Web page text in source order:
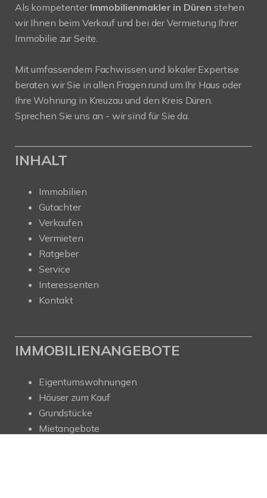
Als kompetenter Immobilienmakler in Düren stehen
wir Ihnen beim Verkauf und bei der Vermietung Ihrer
Immobilie zur Seite.
Mit umfassendem Fachwissen und lokaler Expertise
beraten wir Sie in allen Fragen rund um Ihr Haus oder
Ihre Wohnung in Kreuzau und den Kreis Düren.
Sprechen Sie uns an - wir sind für Sie da.
INHALT
Immobilien
Gutachter
Verkaufen
Vermieten
Ratgeber
Service
Interessenten
Kontakt
IMMOBILIENANGEBOTE
Eigentumswohnungen
Häuser zum Kauf
Grundstücke
Mietangebote